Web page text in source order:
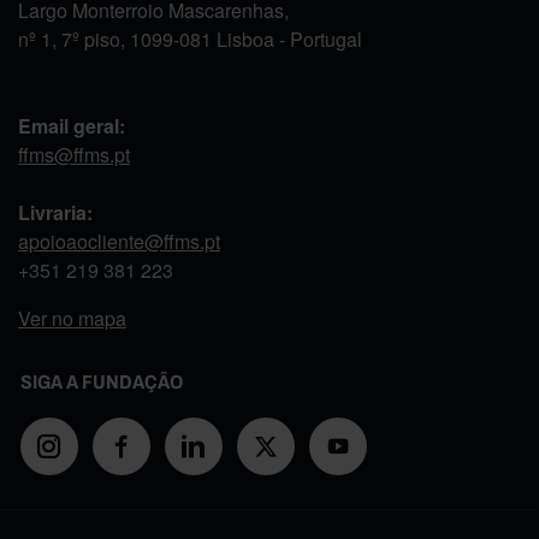
Largo Monterroio Mascarenhas,
nº 1, 7º piso, 1099-081 Lisboa - Portugal
Email geral:
ffms@ffms.pt
Livraria:
apoioaocliente@ffms.pt
+351 219 381 223
Ver no mapa
SIGA A FUNDAÇÃO